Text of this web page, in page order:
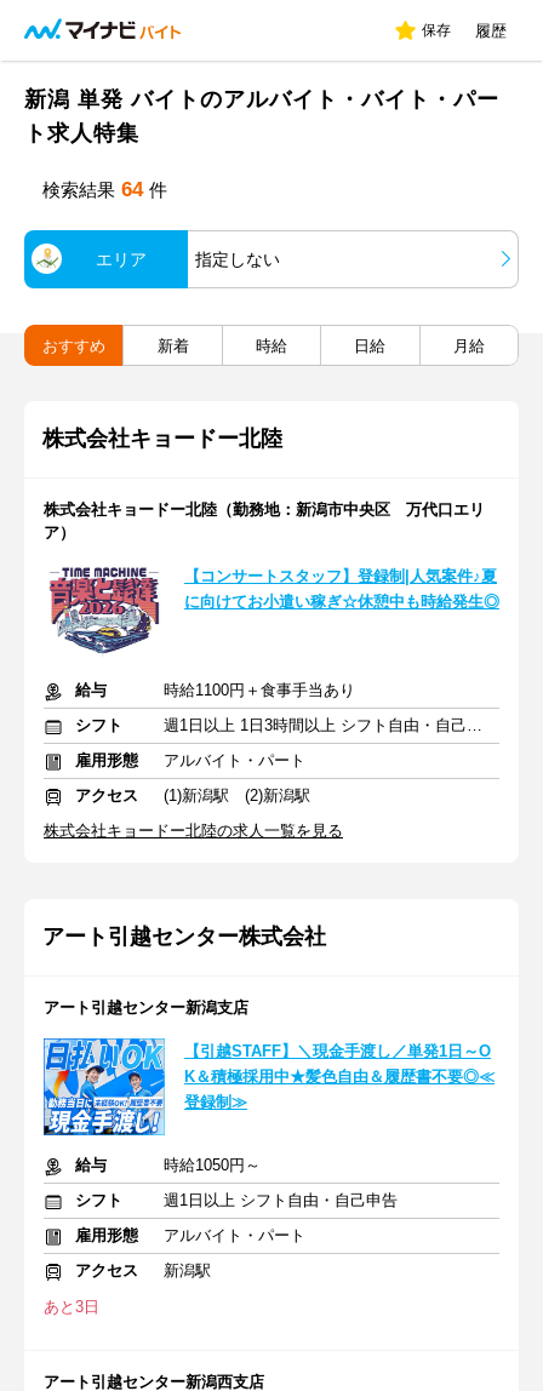
保存 履歴
新潟 単発 バイトのアルバイト・バイト・パー
ト求人特集
検索結果 64 件
エリア 指定しない
おすすめ 新着 時給 日給 月給
株式会社キョードー北陸
株式会社キョードー北陸（勤務地：新潟市中央区 万代口エリ
ア）
【コンサートスタッフ】登録制|人気案件♪夏
に向けてお小遣い稼ぎ☆休憩中も時給発生◎
給与
時給1100円＋食事手当あり
シフト
週1日以上 1日3時間以上 シフト自由・自己申告
雇用形態
アルバイト・パート
アクセス
(1)新潟駅 (2)新潟駅
株式会社キョードー北陸の求人一覧を見る
アート引越センター株式会社
アート引越センター新潟支店
【引越STAFF】＼現金手渡し／単発1日～O
K＆積極採用中★髪色自由＆履歴書不要◎≪
登録制≫
給与
時給1050円～
シフト
週1日以上 シフト自由・自己申告
雇用形態
アルバイト・パート
アクセス
新潟駅
あと3日
アート引越センター新潟西支店